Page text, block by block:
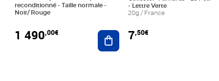
reconditionné - Taille normale -
Noir/ Rouge
1 490,00€ Ajouter au panier
- Lettre Verte
20g / France
7,50€